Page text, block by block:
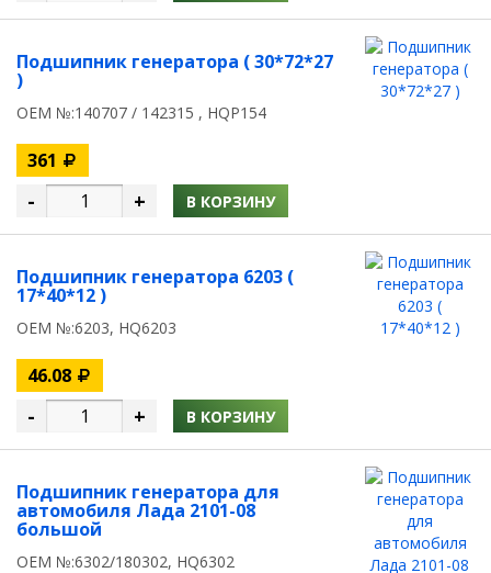
Подшипник генератора ( 30*72*27
)
OEM №:140707 / 142315 , HQP154
361
- + В КОРЗИНУ
Подшипник генератора 6203 (
17*40*12 )
OEM №:6203, HQ6203
46.08
- + В КОРЗИНУ
Подшипник генератора для
автомобиля Лада 2101-08
большой
OEM №:6302/180302, HQ6302